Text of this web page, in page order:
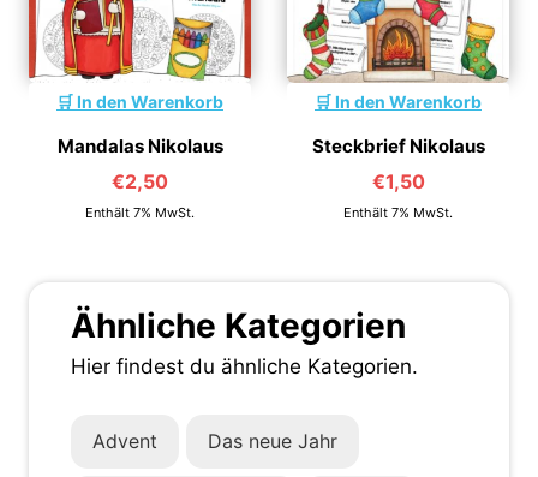
In den Warenkorb
Mandalas Nikolaus
€2,50
Enthält 7% MwSt.
In den Warenkorb
Steckbrief Nikolaus
€1,50
Enthält 7% MwSt.
Ähnliche Kategorien
Hier findest du ähnliche Kategorien.
Advent Das neue Jahr